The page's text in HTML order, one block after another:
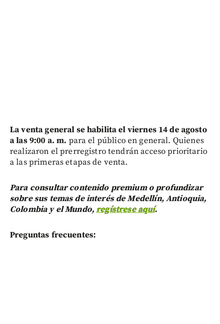
La venta general se habilita el viernes 14 de agosto
a las 9:00 a. m. para el público en general. Quienes
realizaron el prerregistro tendrán acceso prioritario
a las primeras etapas de venta.
Para consultar contenido premium o profundizar
sobre sus temas de interés de Medellín, Antioquia,
Colombia y el Mundo,regístrese aquí.
Preguntas frecuentes: